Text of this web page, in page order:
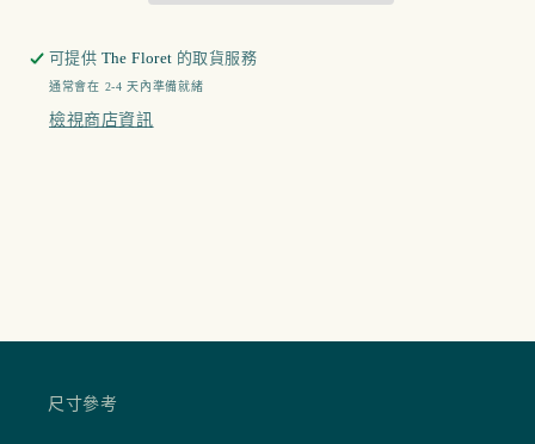
可提供 The Floret 的取貨服務
通常會在 2-4 天內準備就緒
檢視商店資訊
尺寸參考